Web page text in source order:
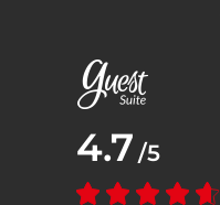
Note moyenne :
4.7 /5